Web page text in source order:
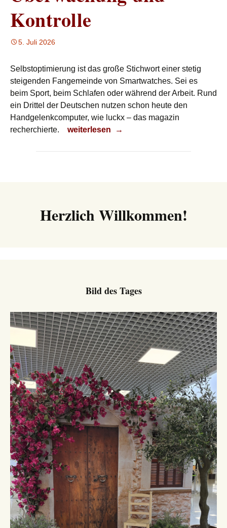
Kontrolle
5. Juli 2026
Selbstoptimierung ist das große Stichwort einer stetig
steigenden Fangemeinde von Smartwatches. Sei es
beim Sport, beim Schlafen oder während der Arbeit. Rund
ein Drittel der Deutschen nutzen schon heute den
Handgelenkcomputer, wie luckx – das magazin
recherchierte.
Überwachung und Kontrolle
weiterlesen →
Herzlich Willkommen!
Bild des Tages